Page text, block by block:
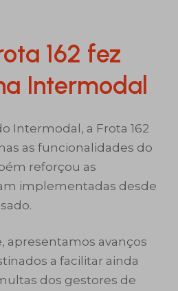
162 fez
Intermodal
Intermodal, a Frota 162
as funcionalidades do
reforçou as
implementadas desde
apresentamos avanços
a facilitar ainda
dos gestores de